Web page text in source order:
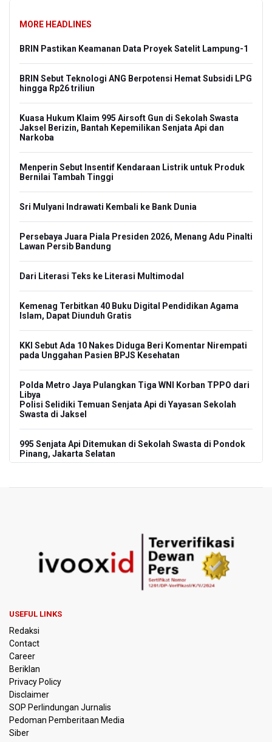
MORE HEADLINES
BRIN Pastikan Keamanan Data Proyek Satelit Lampung-1
BRIN Sebut Teknologi ANG Berpotensi Hemat Subsidi LPG
hingga Rp26 triliun
Kuasa Hukum Klaim 995 Airsoft Gun di Sekolah Swasta
Jaksel Berizin, Bantah Kepemilikan Senjata Api dan
Narkoba
Menperin Sebut Insentif Kendaraan Listrik untuk Produk
Bernilai Tambah Tinggi
Sri Mulyani Indrawati Kembali ke Bank Dunia
Persebaya Juara Piala Presiden 2026, Menang Adu Pinalti
Lawan Persib Bandung
Dari Literasi Teks ke Literasi Multimodal
Kemenag Terbitkan 40 Buku Digital Pendidikan Agama
Islam, Dapat Diunduh Gratis
KKI Sebut Ada 10 Nakes Diduga Beri Komentar Nirempati
pada Unggahan Pasien BPJS Kesehatan
Polda Metro Jaya Pulangkan Tiga WNI Korban TPPO dari
Libya
Polisi Selidiki Temuan Senjata Api di Yayasan Sekolah
Swasta di Jaksel
995 Senjata Api Ditemukan di Sekolah Swasta di Pondok
Pinang, Jakarta Selatan
Kemenkeu Ambil Alih 60 Persen Saham KCIC
Anggota Komisi III DPR Usulkan Mekanisme Pra Judicial
KPK Sebut Pejabat Kemenhut Diduga Menerima 12.500
Dolar Singapura dari Bupati Kuantan Singingi Nonaktif
Amnesty International Desak Hentikan Sementara dan
Evaluasi Program MBG Usai Rentetan Dugaan Keracunan
Massal
Harga Telur dan Daging Ayam Masih Tertekan,
USEFUL LINKS
Redaksi
Contact
Career
Beriklan
Privacy Policy
Disclaimer
SOP Perlindungan Jurnalis
Pedoman Pemberitaan Media
Siber